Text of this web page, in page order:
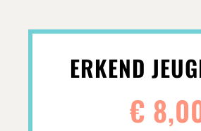
ERKEND
€